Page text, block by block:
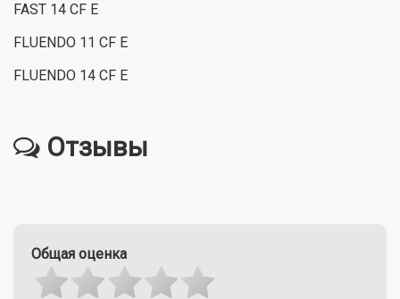
FAST 14 CF E
FLUENDO 11 CF E
FLUENDO 14 CF E
Отзывы
Общая оценка